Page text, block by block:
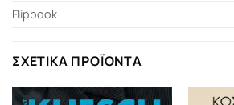
Flipbook
ΣΧΕΤΙΚΆ ΠΡΟΪΌΝΤΑ